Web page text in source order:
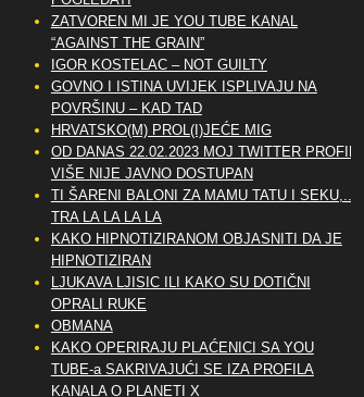
ZATVOREN MI JE YOU TUBE KANAL
“AGAINST THE GRAIN”
IGOR KOSTELAC – NOT GUILTY
GOVNO I ISTINA UVIJEK ISPLIVAJU NA
POVRŠINU – KAD TAD
HRVATSKO(M) PROL(I)JEĆE MIG
OD DANAS 22.02.2023 MOJ TWITTER PROFIL
VIŠE NIJE JAVNO DOSTUPAN
TI ŠARENI BALONI ZA MAMU TATU I SEKU,..
TRA LA LA LA LA
KAKO HIPNOTIZIRANOM OBJASNITI DA JE
HIPNOTIZIRAN
LJUKAVA LJISIC ILI KAKO SU DOTIČNI
OPRALI RUKE
OBMANA
KAKO OPERIRAJU PLAĆENICI SA YOU
TUBE-a SAKRIVAJUĆI SE IZA PROFILA
KANALA O PLANETI X